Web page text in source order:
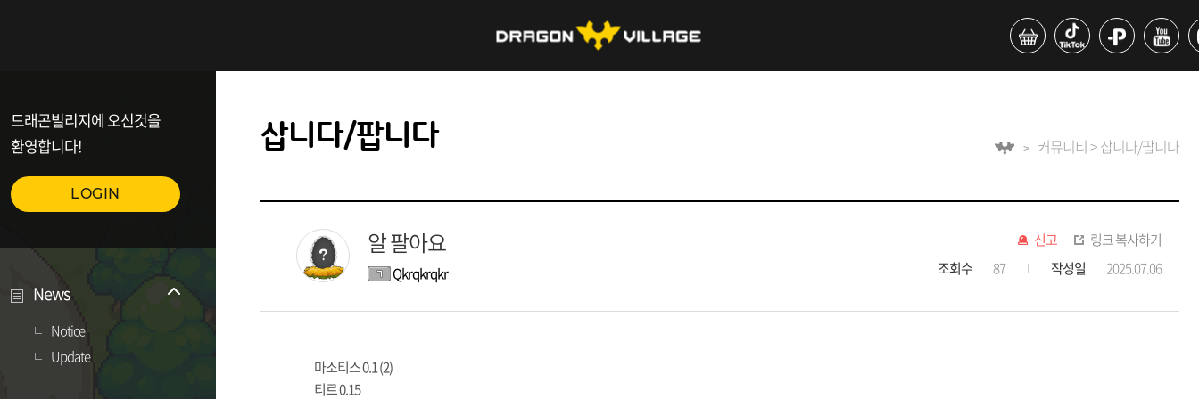
드래곤빌리지에 오신것을
환영합니다!
LOGIN
News
Notice
Update
삽니다/팝니다 커뮤니티 > 삽니다/팝니다
알 팔아요
Qkrqkrqkr
신고
링크 복사하기
조회수
87 작성일 2025.07.06
마소티스 0.1 (2)
티르 0.15